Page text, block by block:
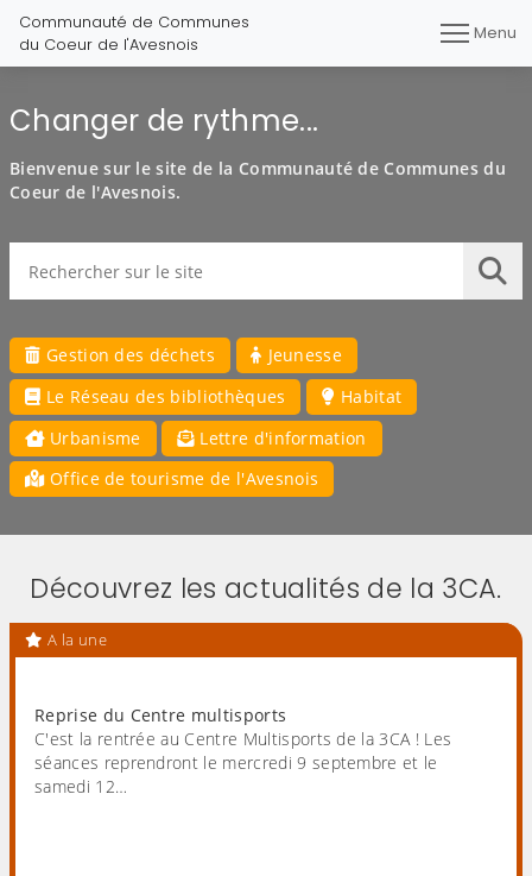
Communauté de Communes
du Coeur de l'Avesnois
Menu
Changer de rythme...
Bienvenue sur le site de la Communauté de Communes du
Coeur de l'Avesnois.
Gestion des déchets
Jeunesse
Le Réseau des bibliothèques
Habitat
Urbanisme
Lettre d'information
Office de tourisme de l'Avesnois
Découvrez les actualités de la 3CA.
A la une
Reprise du Centre multisports
C'est la rentrée au Centre Multisports de la 3CA ! Les
séances reprendront le mercredi 9 septembre et le
samedi 12…